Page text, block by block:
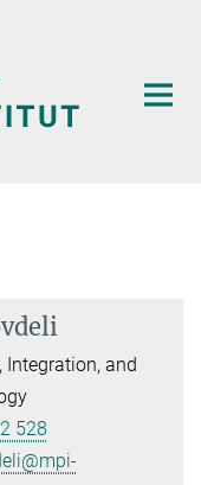
Integration, and
528